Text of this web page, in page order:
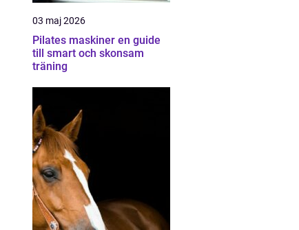
03 maj 2026
Pilates maskiner en guide
till smart och skonsam
träning